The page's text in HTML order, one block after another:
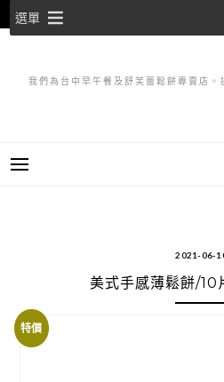
至
選單
我們為台中早午餐及舒芙蕾鬆餅專賣店。
2021-06-
美式手感薄鬆餅/10
特價